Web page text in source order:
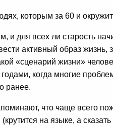
которым за 60 и
и для всех ли старость
активный образ
«сценарий жизни»
когда многие
ранее.
что чаще всего
на языке, а